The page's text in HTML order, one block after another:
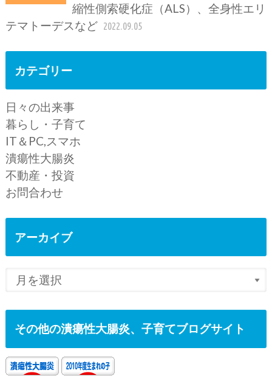
縮性側索硬化症（ALS）、全身性エリ
テマトーデスなど 2022.09.05
カテゴリー
日々の出来事
暮らし・子育て
IT＆PC,スマホ
潰瘍性大腸炎
不動産・投資
お問合わせ
アーカイブ
その他の潰瘍性大腸炎、子育てブログサイト